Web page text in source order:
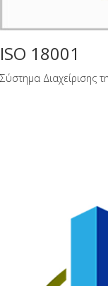
ISO 18001
Σύστημα Διαχείρισης